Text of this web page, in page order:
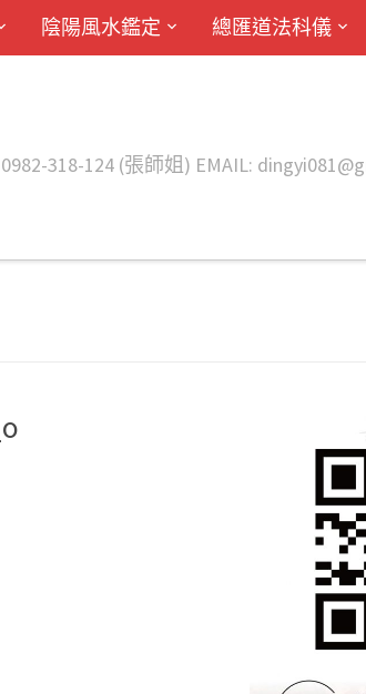
陰陽風水鑑定 總匯道法科儀
318-124 (張師姐) EMAIL: